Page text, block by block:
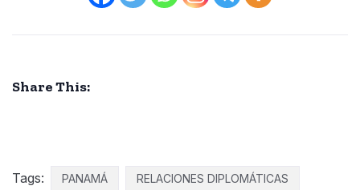
Share This:
Tags: PANAMÁ RELACIONES DIPLOMÁTICAS